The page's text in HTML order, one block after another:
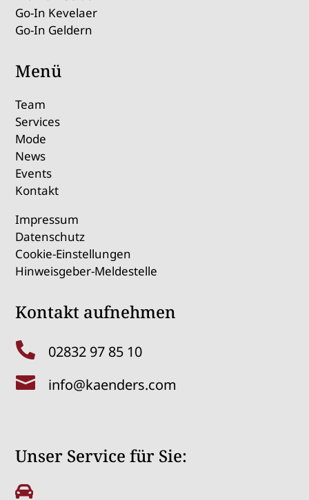
Go-In Kevelaer
Go-In Geldern
Menü
Team
Services
Mode
News
Events
Kontakt
Impressum
Datenschutz
Cookie-Einstellungen
Hinweisgeber-Meldestelle
Kontakt aufnehmen
 02832 97 85 10
 info@kaenders.com
Unser Service für Sie:
